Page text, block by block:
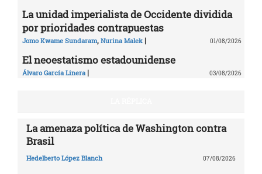
La unidad imperialista de Occidente dividida
por prioridades contrapuestas
Jomo Kwame Sundaram, Nurina Malek | 01/08/2026
El neoestatismo estadounidense
Álvaro García Linera | 03/08/2026
La amenaza política de Washington contra
Brasil
Hedelberto López Blanch 07/08/2026